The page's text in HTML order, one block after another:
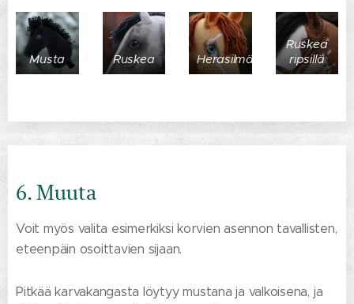
Musta Ruskea Herasilmä
Ruskea
ripsillä
6. Muuta
Voit myös valita esimerkiksi korvien asennon tavallisten,
eteenpäin osoittavien sijaan.
Pitkää karvakangasta löytyy mustana ja valkoisena, ja